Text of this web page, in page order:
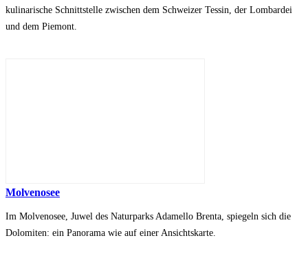
kulinarische Schnittstelle zwischen dem Schweizer Tessin, der Lombardei
und dem Piemont.
Molvenosee
Im Molvenosee, Juwel des Naturparks Adamello Brenta, spiegeln sich die
Dolomiten: ein Panorama wie auf einer Ansichtskarte.